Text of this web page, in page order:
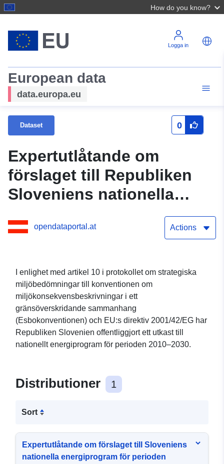
How do you know?
Logga in
European data
data.europa.eu
Dataset 0
Expertutlåtande om
förslaget till Republiken
Sloveniens nationella
perioden 2010–2030
opendataportal.at Actions
I enlighet med artikel 10 i protokollet om strategiska
miljöbedömningar till konventionen om
miljökonsekvensbeskrivningar i ett
gränsöverskridande sammanhang
(Esbokonventionen) och EU:s direktiv 2001/42/EG har
Republiken Slovenien offentliggjort ett utkast till
nationellt energiprogram för perioden 2010–2030.
Distributioner 1
Sort
Expertutlåtande om förslaget till Sloveniens
nationella energiprogram för perioden